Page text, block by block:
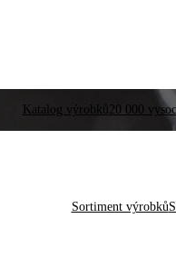
Katalog výrobků20 000
Sortiment výrobků